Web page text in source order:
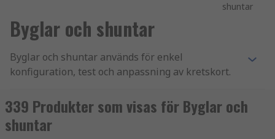
shuntar
Byglar och shuntar
Byglar och shuntar används för enkel
konfiguration, test och anpassning av kretskort.
utbud av byglar och shuntar för tillförlitliga
anslutningar i allt från prototyper till färdiga
applikationer.
339 Produkter som visas för Byglar och
shuntar